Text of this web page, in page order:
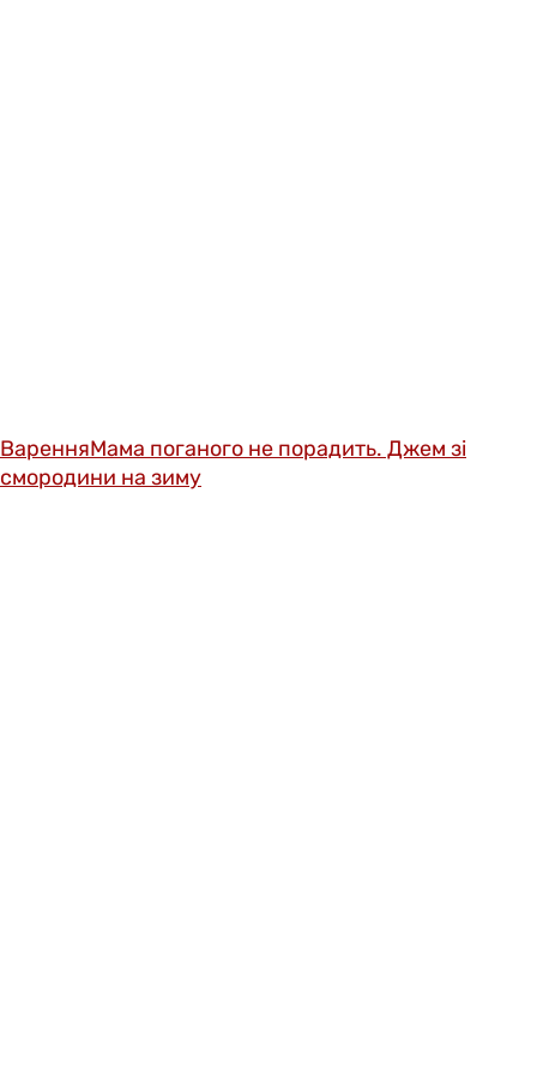
ВаренняМама поганого не порадить. Джем зі
смородини на зиму